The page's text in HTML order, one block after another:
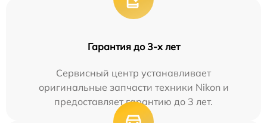
Гарантия до 3-х лет
Сервисный центр устанавливает
оригинальные запчасти техники Nikon и
предоставляет гарантию до 3 лет.